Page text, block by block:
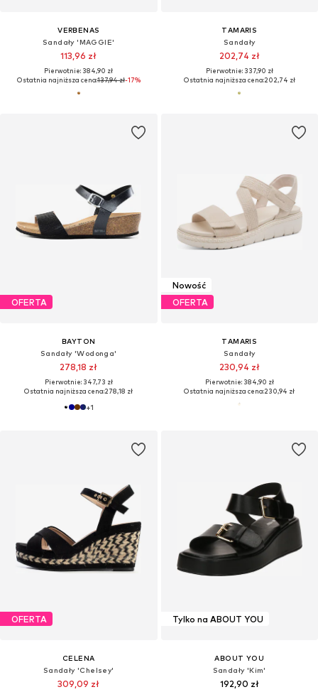
VERBENAS
Sandały 'MAGGIE'
113,96 zł
Pierwotnie: 384,90 zł
Ostatnia najniższa cena:137,94 zł-17%
TAMARIS
Sandały
202,74 zł
Pierwotnie: 337,90 zł
Ostatnia najniższa cena:202,74 zł
OFERTA
BAYTON
Sandały 'Wodonga'
278,18 zł
Pierwotnie: 347,73 zł
Ostatnia najniższa cena:278,18 zł
+1
Nowość
OFERTA
TAMARIS
Sandały
230,94 zł
Pierwotnie: 384,90 zł
Ostatnia najniższa cena:230,94 zł
OFERTA
CELENA
Sandały 'Chelsey'
309,09 zł
Tylko na ABOUT YOU
ABOUT YOU
Sandały 'Kim'
192,90 zł